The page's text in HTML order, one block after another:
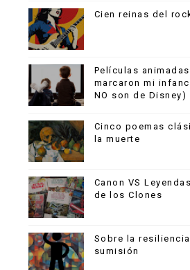
Cien reinas del
Películas
marcaron mi
NO son de Disney)
Cinco poemas
la muerte
Canon VS
de los Clones
Sobre la
sumisión